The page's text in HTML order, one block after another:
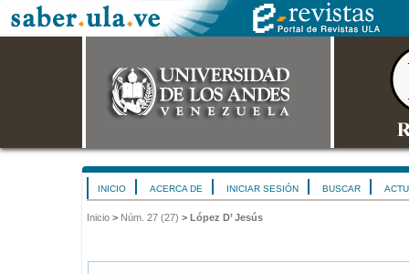
INICIO ACERCA DE INICIAR SESIÓN BUSCAR
Inicio > Núm. 27 (27) > López D’ Jesús